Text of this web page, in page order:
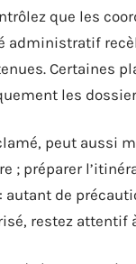
que les
administratif
Certaines
les
peut aussi
; préparer
autant de
restez attentif